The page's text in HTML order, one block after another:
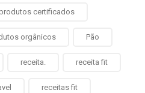
certificados
orgânicos Pão
receita. receita fit
receitas fit